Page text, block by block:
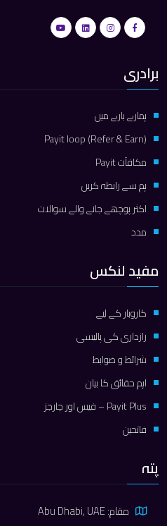
برادری
ہمارے بارے میں
Payit loop (Refer & Earn)
مكافآت Payit
ہم سے رابطہ کریں
اکثر پوچھے جانے والے سوالات
مدد
مفید لنکس
کاروبار کے لیے
رازداری کی پالیسی
شرائط و ضوابط
اہم حقائق کا بیان
Payit Plus – فیس اور چارجز
فاتحین
پتہ
مقام: Abu Dhabi, UAE